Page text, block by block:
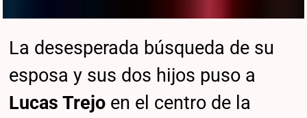
La desesperada búsqueda de su
esposa y sus dos hijos puso a
Lucas Trejo en el centro de la